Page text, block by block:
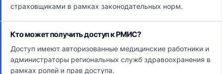
страховщиками в рамках законодательных норм.
Кто может получить доступ к РМИС?
Доступ имеют авторизованные медицинские работники и
администраторы региональных служб здравоохранения в
рамках ролей и прав доступа.